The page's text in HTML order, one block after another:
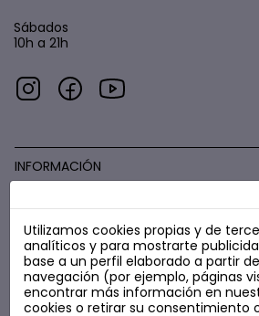
Sábados
10h a 21h
INFORMACIÓN
COSMÉTICA LOW COST
Utilizamos cookies propias y de
analíticos y para mostrarte
base a un perfil elaborado a partir
navegación (por ejemplo, páginas
encontrar más información en
cookies o retirar su consentimiento